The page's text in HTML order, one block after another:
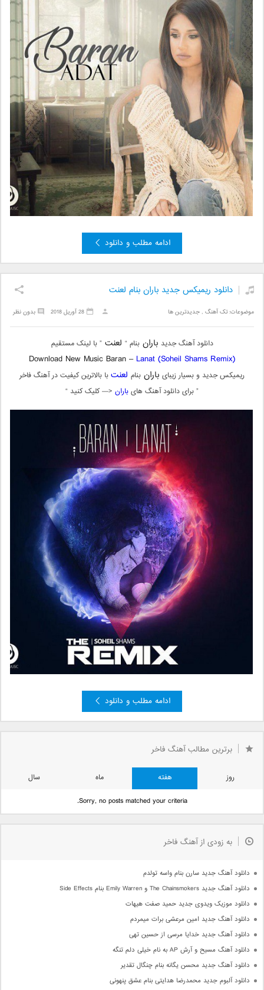
ادامه مطلب و دانلود
دانلود ریمیکس جدید باران بنام لعنت
موضوعات:تک آهنگ ,جدیدترین ها بدون نظر 28 آوریل 2018
دانلود آهنگ جدید بارانبنام “ لعنت” با لینک مستقیم
Download New Music Baran – Lanat (Soheil Shams Remix)
ریمیکس جدید و بسیار زیبای باران بنام لعنتبا بالاترین کیفیت در آهنگ فاخر
” برای دانلود آهنگ هایباران <— کلیک کنید “
ادامه مطلب و دانلود
برترین مطالب آهنگ فاخر
روز هفته ماه
سال
Sorry, no posts matched your criteria.
به زودی از آهنگ فاخر
دانلود آهنگ جدید سارن بنام واسه تولدم
دانلود آهنگ جدید The Chainsmokers و Emily Warren بنام Side Effects
دانلود موزیک ویدوی جدید حمید صفت هیهات
دانلود آهنگ جدید امین مرعشی برات میمردم
دانلود آهنگ جدید خدایا مرسی از حسین تهی
دانلود آهنگ مسیح و آرش AP به نام خیلی دلم تنگه
دانلود آهنگ جدید محسن یگانه بنام چنگال تقدیر
دانلود آلبوم جدید محمدرضا هدایتی بنام عشق پنهونی